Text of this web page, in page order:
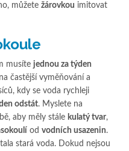
můžete žárovkou imitovat
musíte jednou za týden
častější vyměňování a
kdy se voda rychleji
odstát. Myslete na
aby měly stále kulatý tvar,
od vodních usazenin.
stará voda. Dokud nejsou